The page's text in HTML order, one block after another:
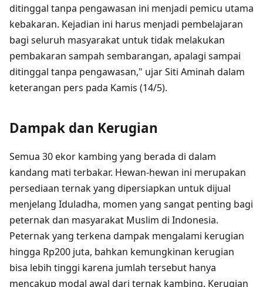
ditinggal tanpa pengawasan ini menjadi pemicu utama
kebakaran. Kejadian ini harus menjadi pembelajaran
bagi seluruh masyarakat untuk tidak melakukan
pembakaran sampah sembarangan, apalagi sampai
ditinggal tanpa pengawasan," ujar Siti Aminah dalam
keterangan pers pada Kamis (14/5).
Dampak dan Kerugian
Semua 30 ekor kambing yang berada di dalam
kandang mati terbakar. Hewan-hewan ini merupakan
persediaan ternak yang dipersiapkan untuk dijual
menjelang Iduladha, momen yang sangat penting bagi
peternak dan masyarakat Muslim di Indonesia.
Peternak yang terkena dampak mengalami kerugian
hingga Rp200 juta, bahkan kemungkinan kerugian
bisa lebih tinggi karena jumlah tersebut hanya
mencakup modal awal dari ternak kambing. Kerugian